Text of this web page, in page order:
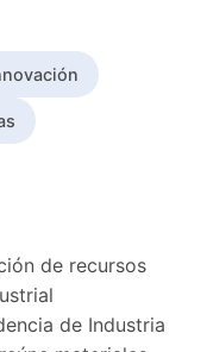
de recursos
de Industria